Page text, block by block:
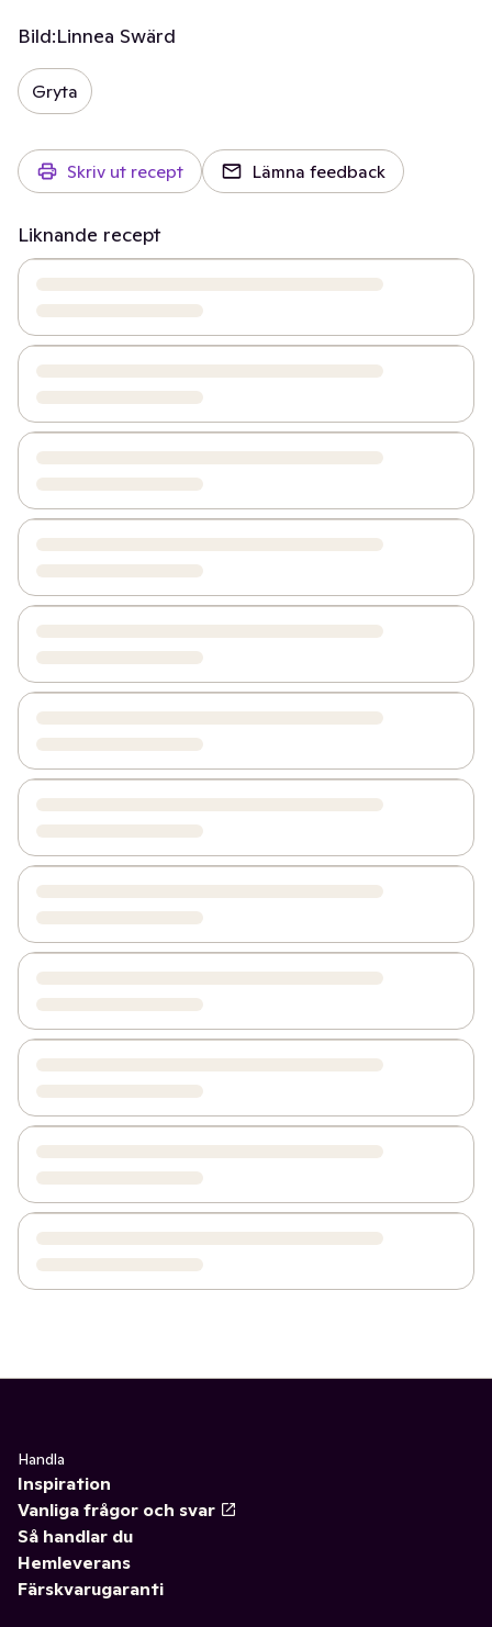
Bild:Linnea Swärd
Gryta
Skriv ut recept Lämna feedback
Liknande recept
Handla
Inspiration
Vanliga frågor och svar
Så handlar du
Hemleverans
Färskvarugaranti